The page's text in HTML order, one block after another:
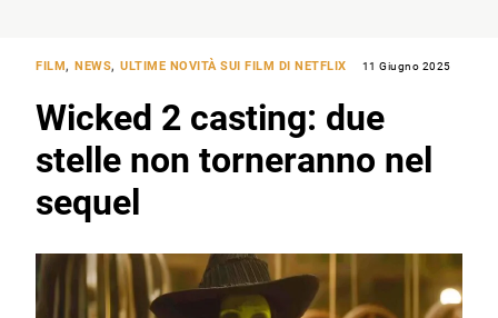
FILM, NEWS,ULTIME NOVITÀ SUI FILM DI NETFLIX 11 Giugno 2025
Wicked 2 casting: due
stelle non torneranno nel
sequel